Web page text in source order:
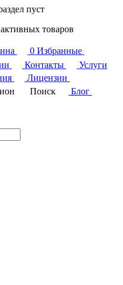
пуст
товаров
0 Избранные
Контакты
Услуги
Лицензии
Поиск
Блог